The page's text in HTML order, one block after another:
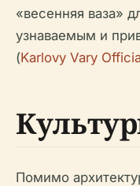
«весенняя ваза»
узнаваемым и
(Karlovy Vary
Помимо